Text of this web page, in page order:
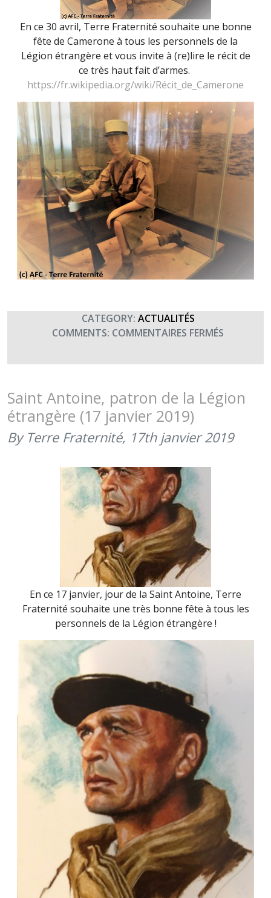
En ce 30 avril, Terre Fraternité souhaite une bonne
fête de Camerone à tous les personnels de la
Légion étrangère et vous invite à (re)lire le récit de
ce très haut fait d’armes.
https://fr.wikipedia.org/wiki/Récit_de_Camerone
CATEGORY: ACTUALITÉS
COMMENTS: COMMENTAIRES FERMÉS
AVRIL
:
FÊTE
Saint Antoine, patron de la Légion
étrangère (17 janvier 2019)
By Terre Fraternité, 17th janvier 2019
En ce 17 janvier, jour de la Saint Antoine, Terre
Fraternité souhaite une très bonne fête à tous les
personnels de la Légion étrangère !